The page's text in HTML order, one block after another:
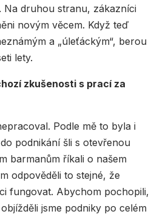
Na druhou stranu, zákazníci
novým věcem. Když teď
a „úleťáckým“, berou
lety.
zkušenosti s prací za
Podle mě to byla i
podnikání šli s otevřenou
barmanům říkali o našem
odpověděli to stejné, že
fungovat. Abychom pochopili,
jsme podniky po celém